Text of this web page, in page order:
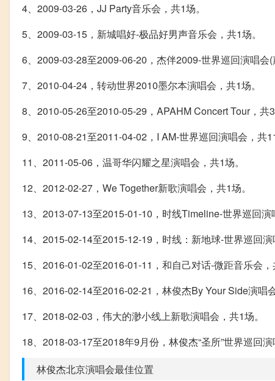
4、2009-03-26，JJ Party音乐会，共1场。
5、2009-03-15，新城唱好-极品好男声音乐会，共1场。
6、2009-03-28至2009-06-20，杰伴2009-世界巡回演唱会(
7、2010-04-24，转动世界2010墨尔本演唱会，共1场。
8、2010-05-26至2010-05-29，APAHM Concert Tour，共3
9、2010-08-21至2011-04-02，I AM-世界巡回演唱会，共
11、2011-05-06，温哥华闪耀之星演唱会，共1场。
12、2012-02-27，We Together新歌演唱会，共1场。
13、2013-07-13至2015-01-10，时线Timeline-世界巡回演
14、2015-02-14至2015-12-19，时线：新地球-世界巡回演
15、2016-01-02至2016-01-11，和自己对话-微距音乐会，
16、2016-02-14至2016-02-21，林俊杰By Your Side演唱
17、2018-02-03，伟大的渺小线上新歌演唱会，共1场。
18、2018-03-17至2018年9月份，林俊杰“圣所”世界巡回演
林俊杰北京演唱会最佳位置